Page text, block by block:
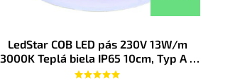
LedStar COB LED pás 230V 13W/m
3000K Teplá biela IP65 10cm, Typ A -
priame pripojenie na 230V